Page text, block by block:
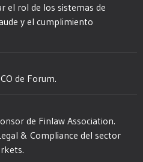
el rol de los sistemas de
y el cumplimiento
de Forum.
de Finlaw Association.
& Compliance del sector